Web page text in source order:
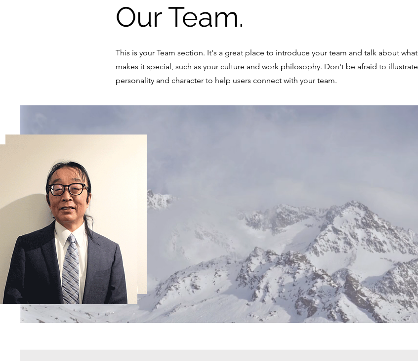
Our Team.
This is your Team section. It's a great place to introduce your team and talk about what
makes it special, such as your culture and work philosophy. Don't be afraid to illustrate
personality and character to help users connect with your team.